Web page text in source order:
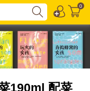
0
190ml 配菜